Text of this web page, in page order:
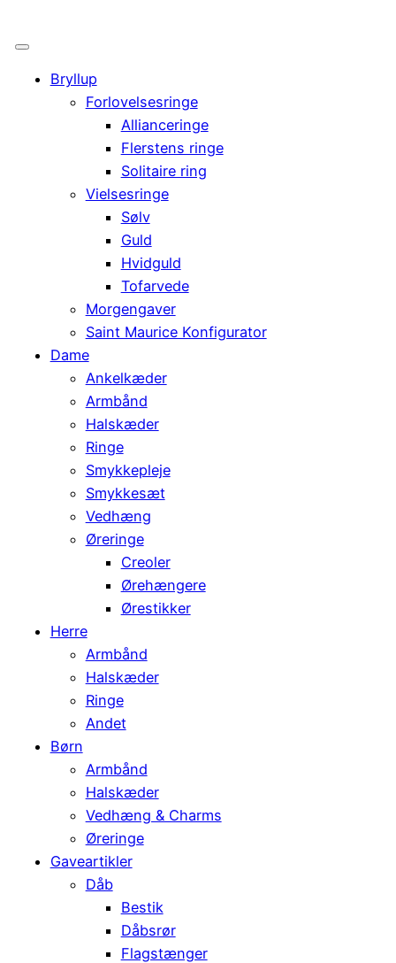
Bryllup
Forlovelsesringe
Allianceringe
Flerstens ringe
Solitaire ring
Vielsesringe
Sølv
Guld
Hvidguld
Tofarvede
Morgengaver
Saint Maurice Konfigurator
Dame
Ankelkæder
Armbånd
Halskæder
Ringe
Smykkepleje
Smykkesæt
Vedhæng
Øreringe
Creoler
Ørehængere
Ørestikker
Herre
Armbånd
Halskæder
Ringe
Andet
Børn
Armbånd
Halskæder
Vedhæng & Charms
Øreringe
Gaveartikler
Dåb
Bestik
Dåbsrør
Flagstænger